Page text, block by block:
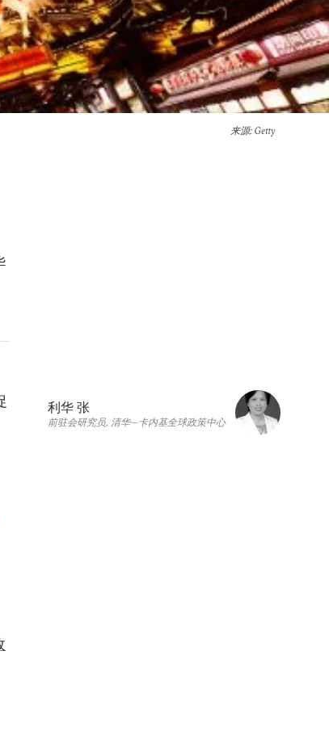
来源: Getty
利华 张
前驻会研究员, 清华—卡内基全球政策中心